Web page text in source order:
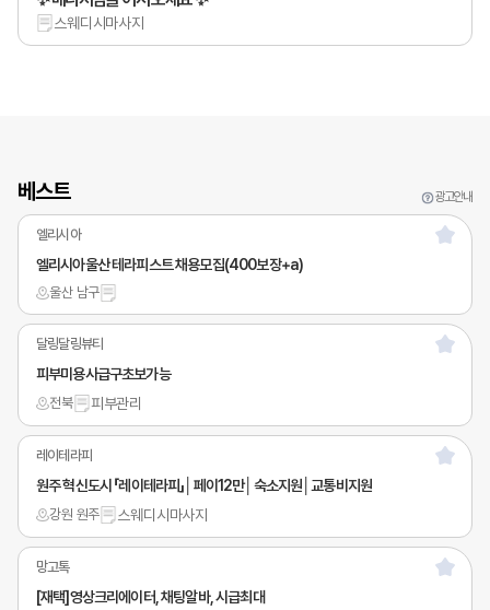
스웨디시마사지
베스트 광고안내
엘리시아
엘리시아울산 테라피스트 채용모집(400보장+a)
울산 남구
달링달링뷰티
피부미용사급구초보가능
전북 피부관리
레이테라피
원주 혁신도시 「레이테라피」│페이12만│숙소지원│교통비지원
강원 원주 스웨디시마사지
망고톡
[재택]영상크리에이터, 채팅알바, 시급최대